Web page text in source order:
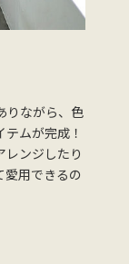
りながら、色
ムが完成！
ンジしたり
用できるの